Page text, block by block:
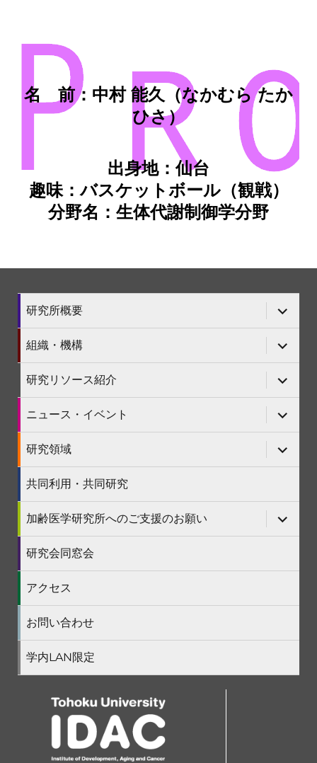
名 前：中村 能久（なかむら たか
ひさ）
出身地：仙台
趣味：バスケットボール（観戦）
分野名：生体代謝制御学分野
研究所概要
サ
ブ
メ
ニ
ュ
ー
を
展
開
組織・機構
サ
ブ
メ
ニ
ュ
ー
を
展
開
研究リソース紹介
サ
ブ
メ
ニ
ュ
ー
を
展
開
ニュース・イベント
サ
ブ
メ
ニ
ュ
ー
開
研究領域
サ
ブ
メ
ー
を
展
開
共同利用・共同研究
加齢医学研究所へのご支援のお願い
サ
ブ
メ
ー
開
研究会同窓会
アクセス
お問い合わせ
学内LAN限定